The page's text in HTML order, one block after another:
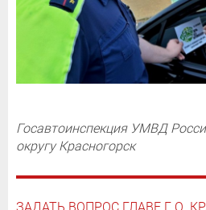
Госавтоинспекция УМВД
округу Красногорск